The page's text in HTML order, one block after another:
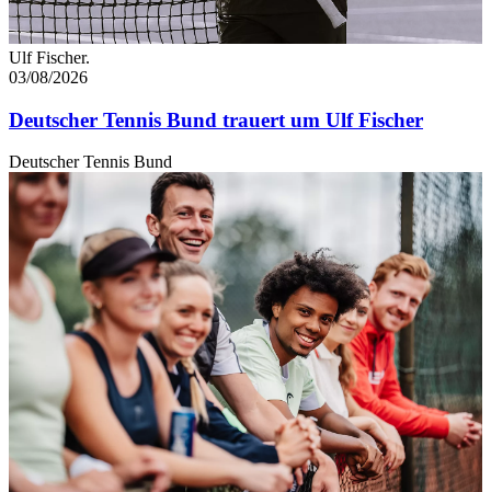
Ulf Fischer.
03/08/2026
Deutscher Tennis Bund trauert um Ulf Fischer
Deutscher Tennis Bund